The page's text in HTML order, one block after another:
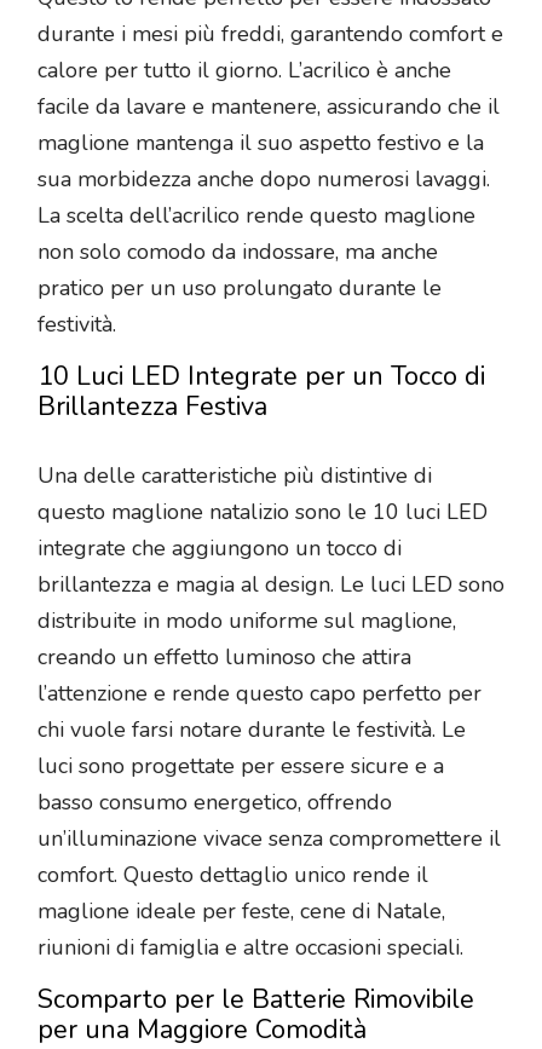
durante i mesi più freddi, garantendo comfort e
calore per tutto il giorno. L’acrilico è anche
facile da lavare e mantenere, assicurando che il
maglione mantenga il suo aspetto festivo e la
sua morbidezza anche dopo numerosi lavaggi.
La scelta dell’acrilico rende questo maglione
non solo comodo da indossare, ma anche
pratico per un uso prolungato durante le
festività.
10 Luci LED Integrate per un Tocco di
Brillantezza Festiva
Una delle caratteristiche più distintive di
questo maglione natalizio sono le 10 luci LED
integrate che aggiungono un tocco di
brillantezza e magia al design. Le luci LED sono
distribuite in modo uniforme sul maglione,
creando un effetto luminoso che attira
l’attenzione e rende questo capo perfetto per
chi vuole farsi notare durante le festività. Le
luci sono progettate per essere sicure e a
basso consumo energetico, offrendo
un’illuminazione vivace senza compromettere il
comfort. Questo dettaglio unico rende il
maglione ideale per feste, cene di Natale,
riunioni di famiglia e altre occasioni speciali.
Scomparto per le Batterie Rimovibile
per una Maggiore Comodità